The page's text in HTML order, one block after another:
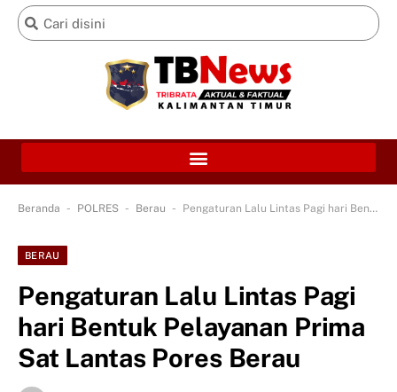
Beranda - POLRES - Berau - Pengaturan Lalu Lintas Pagi hari Bentuk Pelayanan Prima Sat Lantas Pores Berau
BERAU
Pengaturan Lalu Lintas Pagi
hari Bentuk Pelayanan Prima
Sat Lantas Pores Berau